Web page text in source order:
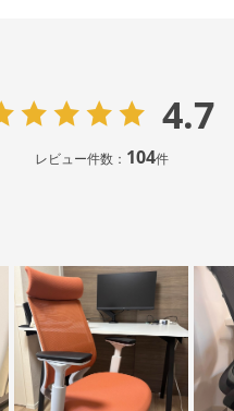
4.7
レビュー件数： 104件